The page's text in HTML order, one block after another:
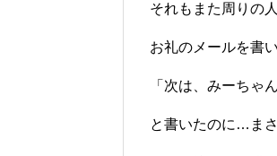
それもまた周りの
お礼のメールを書
「次は、みーちゃ
と書いたのに…ま